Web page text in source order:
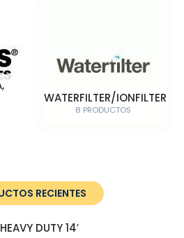
WATERFILTER/IONFILTER
8 PRODUCTOS
RECIENTES
DUTY 14′